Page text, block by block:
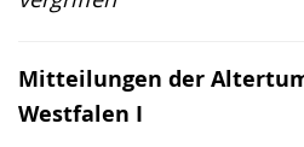
Mitteilungen der
Westfalen I